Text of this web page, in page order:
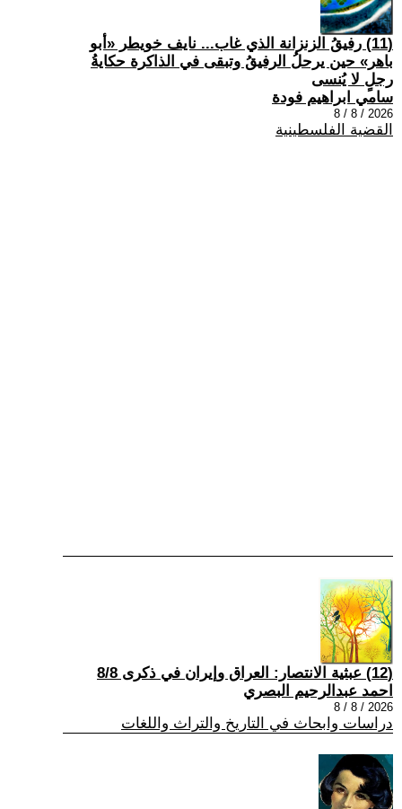
(11) رفيقُ الزنزانة الذي غاب... نايف خويطر «أبو
باهر» حين يرحلُ الرفيقُ وتبقى في الذاكرة حكايةُ
رجلٍ لا يُنسى
سامي ابراهيم فودة
2026 / 8 / 8
القضية الفلسطينية
(12) عبثية الانتصار: العراق وإيران في ذكرى 8/8
احمد عبدالرحيم البصري
2026 / 8 / 8
دراسات وابحاث في التاريخ والتراث واللغات